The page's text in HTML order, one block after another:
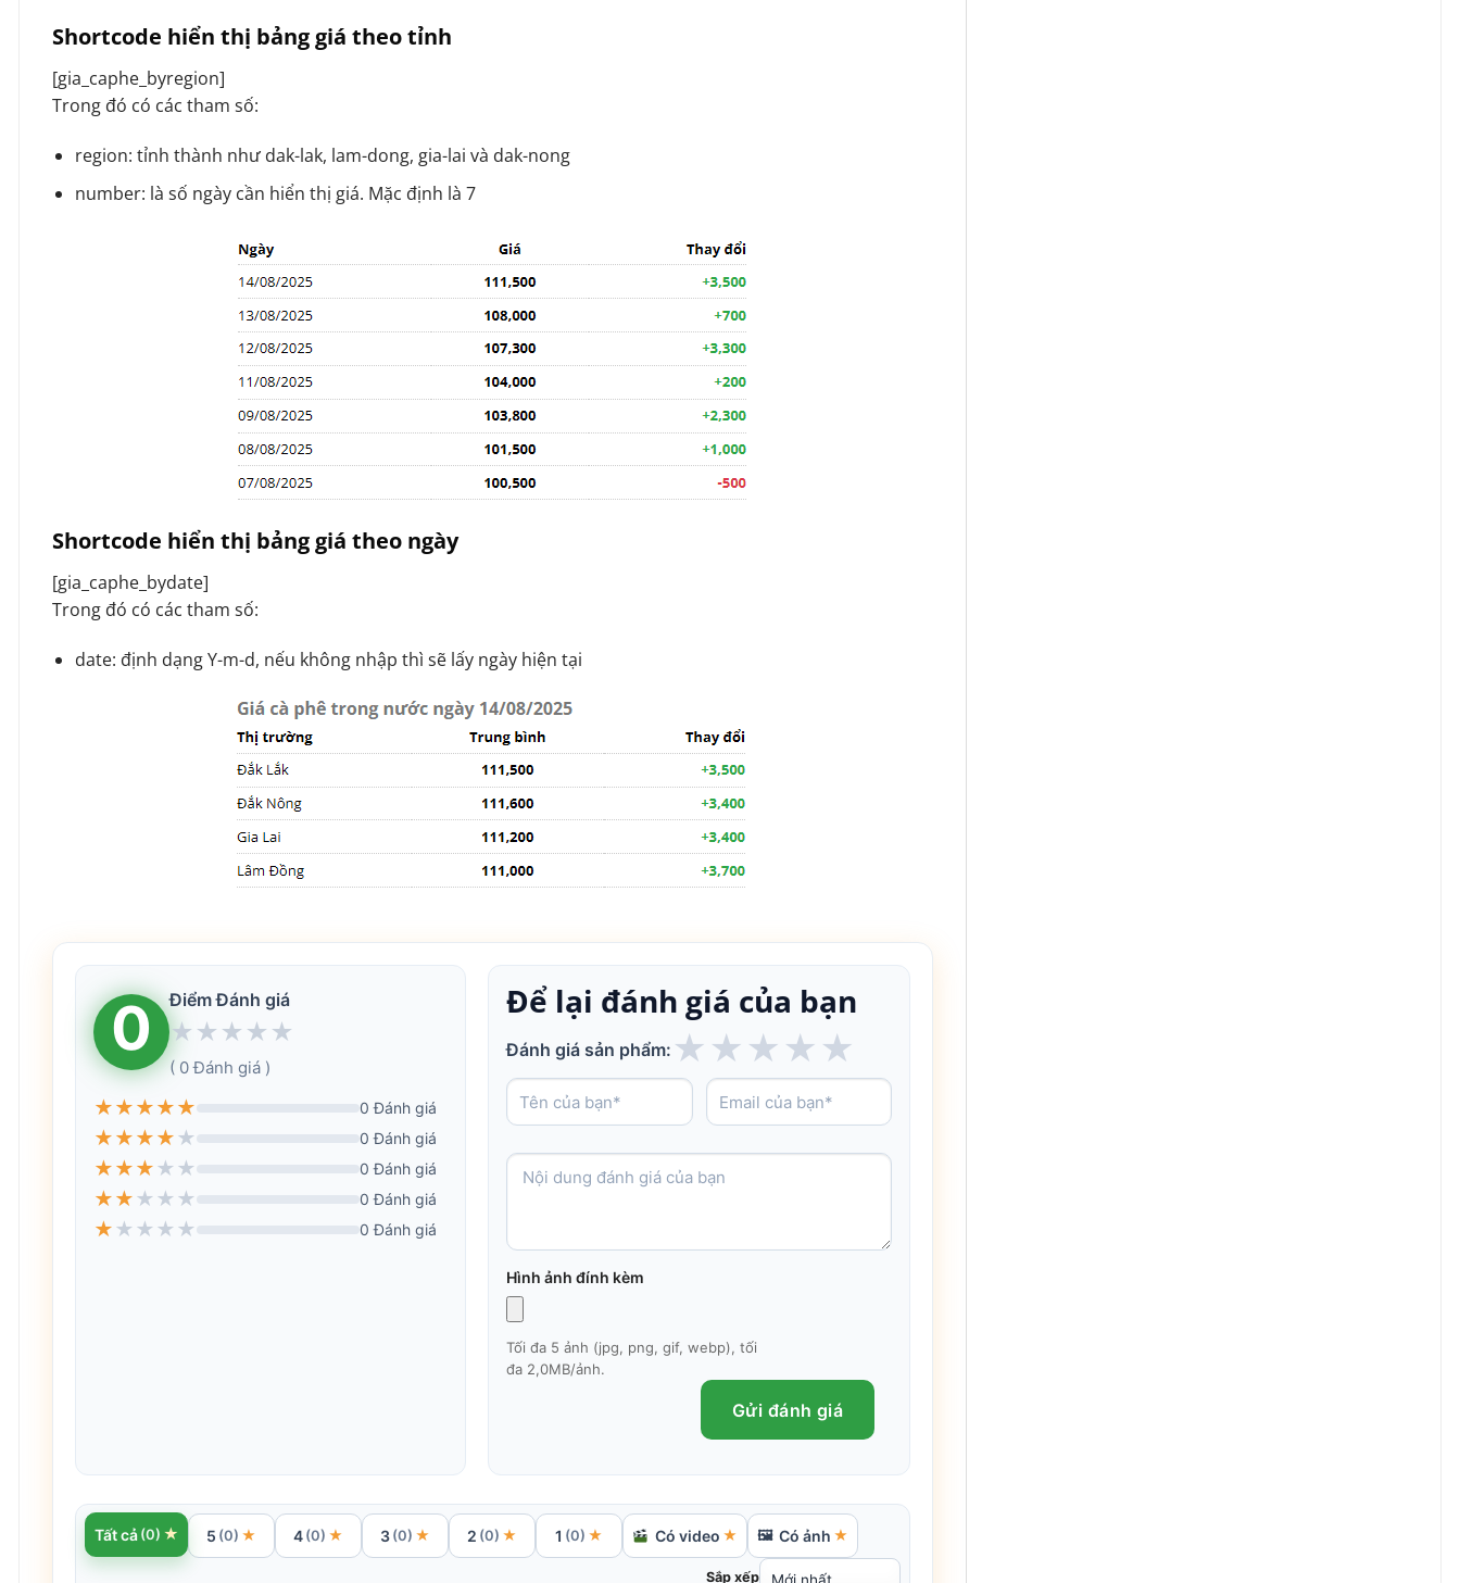
Shortcode hiển thị bảng giá theo tỉnh
[gia_caphe_byregion]
Trong đó có các tham số:
region: tỉnh thành như dak-lak, lam-dong, gia-lai và dak-nong
number: là số ngày cần hiển thị giá. Mặc định là 7
Shortcode hiển thị bảng giá theo ngày
[gia_caphe_bydate]
Trong đó có các tham số:
date: định dạng Y-m-d, nếu không nhập thì sẽ lấy ngày hiện tại
0 Điểm Đánh giá
★ ★ ★ ★ ★
( 0 Đánh giá )
★★★★★ 0 Đánh giá
★★★★★ 0 Đánh giá
★★★★ ★ 0 Đánh giá
★★★ ★ ★ 0 Đánh giá
★★ ★ ★ ★ 0 Đánh giá
Để lại đánh giá của bạn
Đánh giá sản phẩm: ★ ★ ★ ★ ★
Hình ảnh đính kèm
Tối đa 5 ảnh (jpg, png, gif, webp), tối
đa 2,0MB/ảnh.
Gửi đánh giá
Tất cả (0) ★ 5 (0) ★ 4 (0) ★ 3 (0) ★ 2 (0) ★ 1 (0) ★ Có video ★ 🖼 Có ảnh ★
Sắp xếp